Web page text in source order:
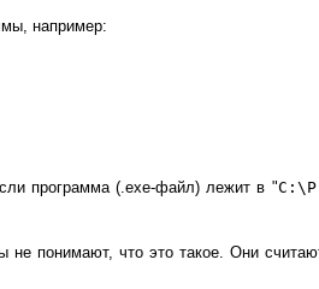
например:
программа (.exe-файл) лежит в "
понимают, что это такое. Они